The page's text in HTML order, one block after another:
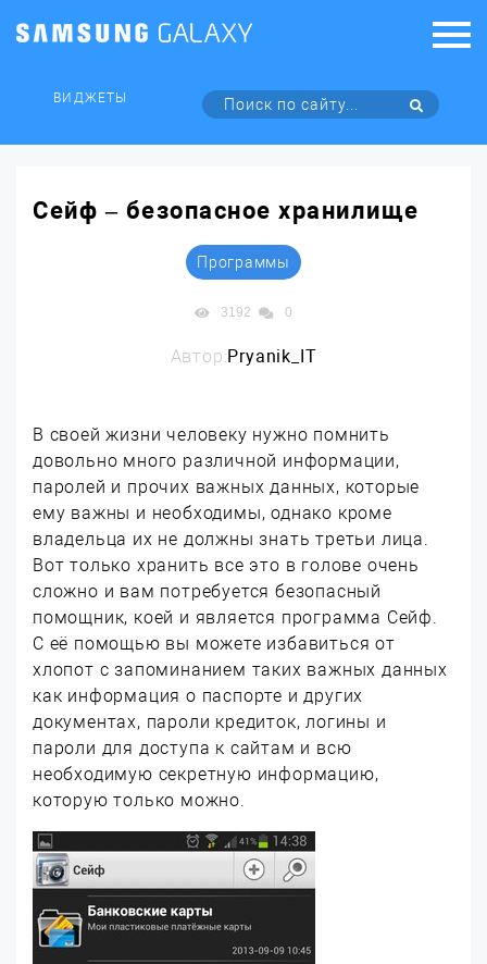
ВИДЖЕТЫ
Сейф – безопасное хранилище
Программы
3192 0
Автор:Pryanik_IT
В своей жизни человеку нужно помнить
довольно много различной информации,
паролей и прочих важных данных, которые
ему важны и необходимы, однако кроме
владельца их не должны знать третьи лица.
Вот только хранить все это в голове очень
сложно и вам потребуется безопасный
помощник, коей и является программа Сейф.
С её помощью вы можете избавиться от
хлопот с запоминанием таких важных данных
как информация о паспорте и других
документах, пароли кредиток, логины и
пароли для доступа к сайтам и всю
необходимую секретную информацию,
которую только можно.